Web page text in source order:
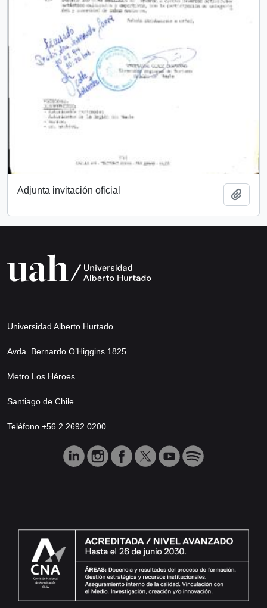
Adjunta invitación oficial
Universidad Alberto Hurtado
Avda. Bernardo O’Higgins 1825
Metro Los Héroes
Santiago de Chile
Teléfono +56 2 2692 0200